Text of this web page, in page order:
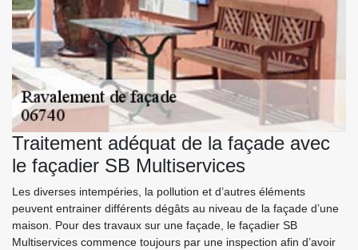
Traitement adéquat de la façade avec
le façadier SB Multiservices
Les diverses intempéries, la pollution et d’autres éléments
peuvent entrainer différents dégâts au niveau de la façade d’une
maison. Pour des travaux sur une façade, le façadier SB
Multiservices commence toujours par une inspection afin d’avoir